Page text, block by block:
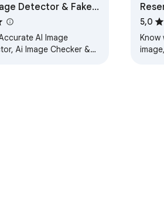
Detector & Fake
Check Online
AI Image
Ai Image Checker &
5,0
Know